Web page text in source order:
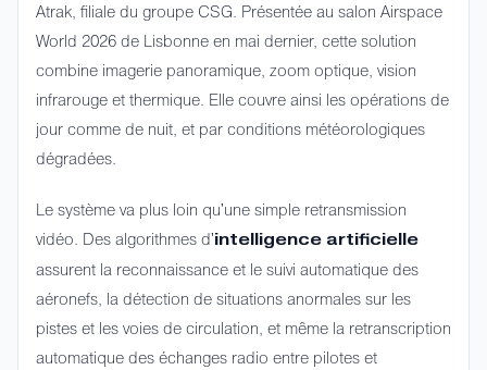
Atrak, filiale du groupe CSG. Présentée au salon Airspace
World 2026 de Lisbonne en mai dernier, cette solution
combine imagerie panoramique, zoom optique, vision
infrarouge et thermique. Elle couvre ainsi les opérations de
jour comme de nuit, et par conditions météorologiques
dégradées.
Le système va plus loin qu'une simple retransmission
vidéo. Des algorithmes d'intelligence artificielle
assurent la reconnaissance et le suivi automatique des
aéronefs, la détection de situations anormales sur les
pistes et les voies de circulation, et même la retranscription
automatique des échanges radio entre pilotes et